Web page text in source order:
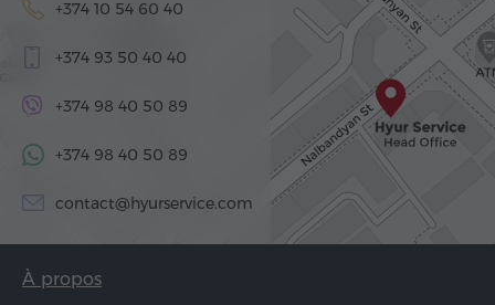
+374 10 54 60 40
+374 93 50 40 40
+374 98 40 50 89
+374 98 40 50 89
contact@hyurservice.com
À propos